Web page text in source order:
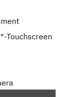
Touchscreen